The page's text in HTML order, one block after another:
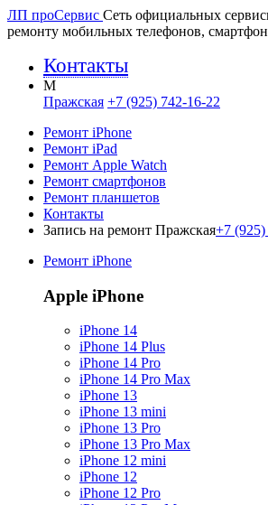
ЛП проСервис Сеть официальных
ремонту мобильных телефонов,
Контакты
M
Пражская +7 (925) 742-16-22
Ремонт iPhone
Ремонт iPad
Ремонт Apple Watch
Ремонт смартфонов
Ремонт планшетов
Контакты
Запись на ремонт Пражская+7 (925)
Ремонт iPhone
Apple iPhone
iPhone 14
iPhone 14 Plus
iPhone 14 Pro
iPhone 14 Pro Max
iPhone 13
iPhone 13 mini
iPhone 13 Pro
iPhone 13 Pro Max
iPhone 12 mini
iPhone 12
iPhone 12 Pro